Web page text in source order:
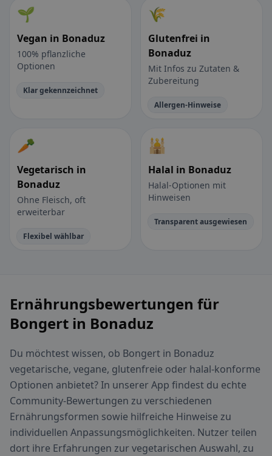
🌱
Vegan in Bonaduz
100% pflanzliche
Optionen
Klar gekennzeichnet
🌾
Glutenfrei in
Bonaduz
Mit Infos zu Zutaten &
Zubereitung
Allergen-Hinweise
🥕
Vegetarisch in
Bonaduz
Ohne Fleisch, oft
erweiterbar
Flexibel wählbar
🕌
Halal in Bonaduz
Halal-Optionen mit
Hinweisen
Transparent ausgewiesen
Ernährungsbewertungen für
Bongert in Bonaduz
Du möchtest wissen, ob Bongert in Bonaduz
vegetarische, vegane, glutenfreie oder halal-konforme
Optionen anbietet? In unserer App findest du echte
Community-Bewertungen zu verschiedenen
Ernährungsformen sowie hilfreiche Hinweise zu
individuellen Anpassungsmöglichkeiten. Nutzer teilen
dort ihre Erfahrungen zur vegetarischen Auswahl, zu